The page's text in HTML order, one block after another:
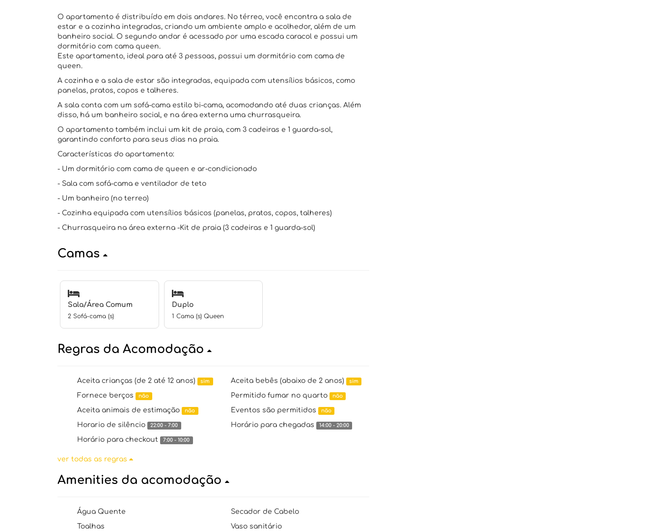
O apartamento é distribuído em dois andares. No térreo, você encontra a sala de
estar e a cozinha integradas, criando um ambiente amplo e acolhedor, além de um
banheiro social. O segundo andar é acessado por uma escada caracol e possui um
dormitório com cama queen.
Este apartamento, ideal para até 3 pessoas, possui um dormitório com cama de
queen.
A cozinha e a sala de estar são integradas, equipada com utensílios básicos, como
panelas, pratos, copos e talheres.
A sala conta com um sofá-cama estilo bi-cama, acomodando até duas crianças. Além
disso, há um banheiro social, e na área externa uma churrasqueira.
O apartamento também inclui um kit de praia, com 3 cadeiras e 1 guarda-sol,
garantindo conforto para seus dias na praia.
Características do apartamento:
- Um dormitório com cama de queen e ar-condicionado
- Sala com sofá-cama e ventilador de teto
- Um banheiro (no terreo)
- Cozinha equipada com utensílios básicos (panelas, pratos, copos, talheres)
- Churrasqueira na área externa -Kit de praia (3 cadeiras e 1 guarda-sol)
Camas
Sala/Área Comum
2 Sofá-cama (s)
Duplo
1 Cama (s) Queen
Regras da Acomodação
Aceita crianças (de 2 até 12 anos) sim Aceita bebês (abaixo de 2 anos) sim
Fornece berços não Permitido fumar no quarto não
Aceita animais de estimação não Eventos são permitidos não
Horario de silêncio 22:00 - 7:00 Horário para chegadas 14:00 - 20:00
Horário para checkout 7:00 - 10:00
ver todas as regras
Amenities da acomodação
Água Quente
Secador de Cabelo
Toalhas
Vaso sanitário